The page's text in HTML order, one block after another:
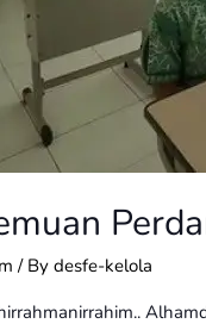
/ By desfe-kelola